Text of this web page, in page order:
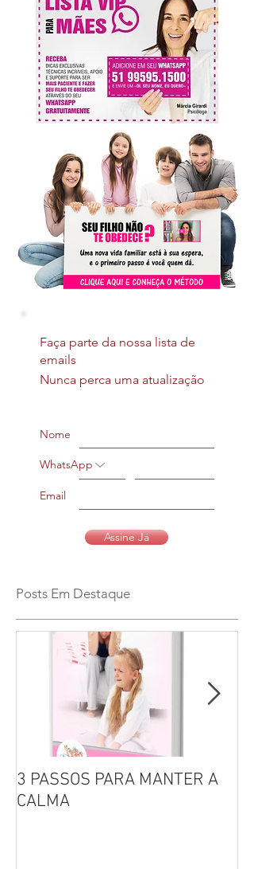
Faça parte da nossa lista de
emails
Nunca perca uma atualização
Nome
WhatsApp
Email
Assine Já
Posts Em Destaque
3 PASSOS PARA MANTER A
CALMA